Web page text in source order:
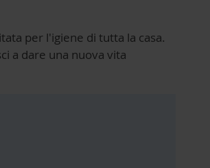
per l'igiene di tutta la casa.
a dare una nuova vita